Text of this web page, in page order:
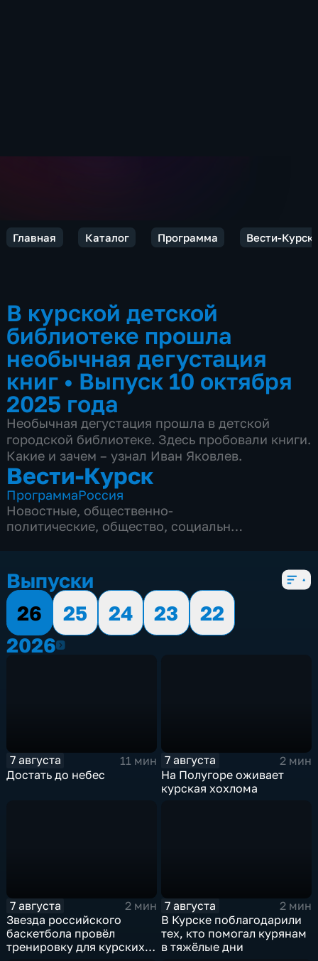
Главная Каталог Программа Вести-Курск
В курской детской
библиотеке прошла
необычная дегустация
книг • Выпуск 10 октября
2025 года
Необычная дегустация прошла в детской
городской библиотеке. Здесь пробовали книги.
Какие и зачем – узнал Иван Яковлев.
Вести-Курск
ПрограммаРоссия
Новостные, общественно-
политические, общество, социально-
Выпуски
26
25 24 23
22
20262026
7 августа
11 мин
Достать до небес
7 августа
2 мин
На Полугоре оживает
курская хохлома
7 августа
2 мин
Звезда российского
баскетбола провёл
тренировку для курских
7 августа
2 мин
В Курске поблагодарили
тех, кто помогал курянам
в тяжёлые дни